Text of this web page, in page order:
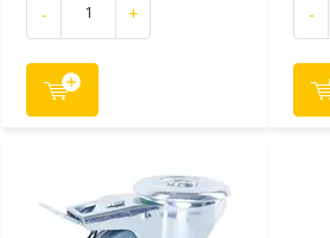
- + -